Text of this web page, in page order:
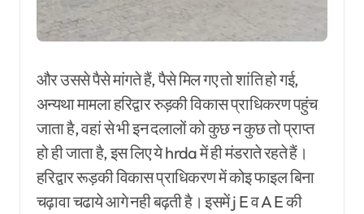
और उससे पैसे मांगते हैं, पैसे मिल गए तो शांति हो गई,
अन्यथा मामला हरिद्वार रुड़की विकास प्राधिकरण पहुंच
जाता है, वहां से भी इन दलालों को कुछ न कुछ तो प्राप्त
हो ही जाता है, इस लिए ये hrda में ही मंडराते रहते हैं।
हरिद्वार रूड़की विकास प्राधिकरण में कोइ फाइल बिना
चढ़ावा चढाये आगे नही बढ़ती है। इसमें j E व A E की